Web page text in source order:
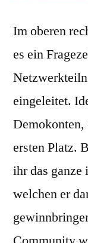
Im oberen
es ein
eingeleitet.
Demokonten,
ersten Platz.
ihr das ganze
welchen er